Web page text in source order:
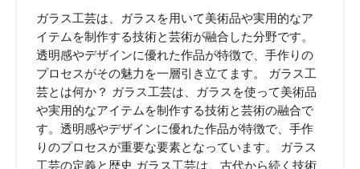
ガラス工芸は、ガラスを用いて美術品や実用的なア
イテムを制作する技術と芸術が融合した分野です。
透明感やデザインに優れた作品が特徴で、手作りの
プロセスがその魅力を一層引き立てます。 ガラス工
芸とは何か？ ガラス工芸は、ガラスを使って美術品
や実用的なアイテムを制作する技術と芸術の融合で
す。透明感やデザインに優れた作品が特徴で、手作
りのプロセスが重要な要素となっています。 ガラス
工芸の定義と歴史 ガラス工芸は、古代から続く技術